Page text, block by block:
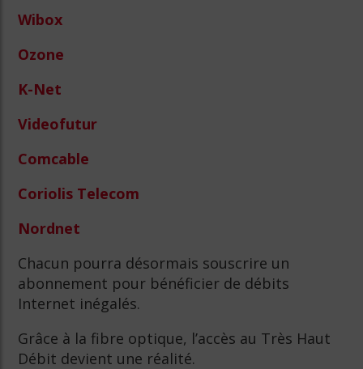
Wibox
Ozone
K-Net
Videofutur
Comcable
Coriolis Telecom
Nordnet
Chacun pourra désormais souscrire un
abonnement pour bénéficier de débits
Internet inégalés.
Grâce à la fibre optique, l’accès au Très Haut
Débit devient une réalité.